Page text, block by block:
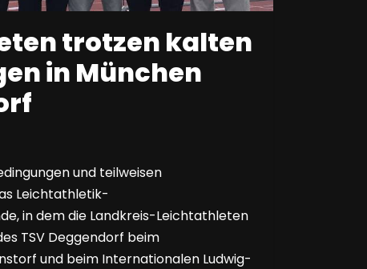
trotzen kalten
in München
und teilweisen
Leichtathletik-
in dem die Landkreis-Leichtathleten
TSV Deggendorf beim
und beim Internationalen Ludwig-